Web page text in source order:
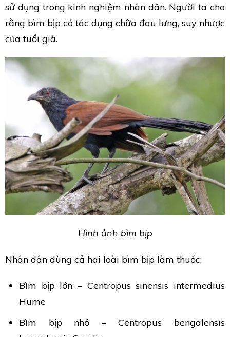
sử dụng trong kinh nghiệm nhân dân. Người ta cho
rằng bìm bịp có tác dụng chữa đau lưng, suy nhược
của tuổi già.
Hình ảnh bìm bịp
Nhân dân dùng cả hai loài bìm bịp làm thuốc:
Bìm bịp lớn – Centropus sinensis intermedius
Hume
Bìm bịp nhỏ – Centropus bengalensis